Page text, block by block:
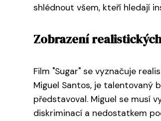
shlédnout všem, kteří hledají
Zobrazení
Film "Sugar" se vyznačuje
Miguel Santos, je talentovaný
představoval. Miguel se musí
diskriminací a nedostatkem